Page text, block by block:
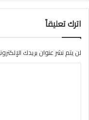
اترك تعليقاً
لن يتم نشر عنوان بريدك